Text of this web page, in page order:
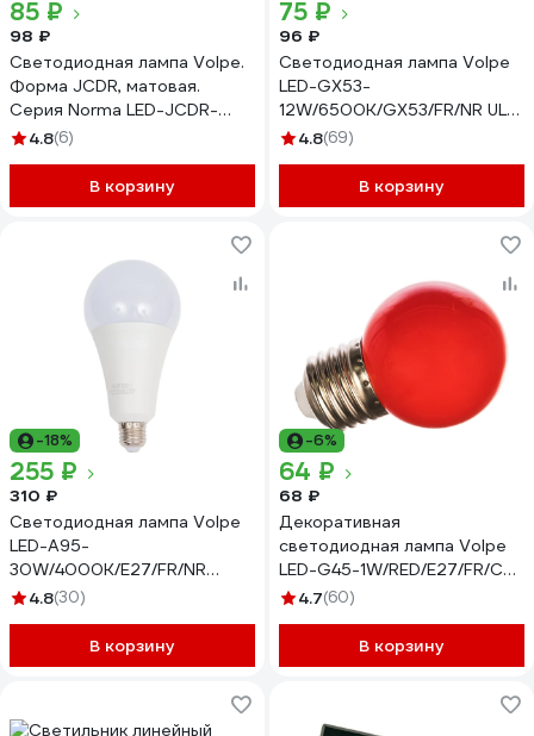
85 ₽
98 ₽
Светодиодная лампа Volpe.
Форма JCDR, матовая.
Серия Norma LED-JCDR-
7W/WW/GU10/NR UL-
4.8(6)
В корзину
75 ₽
96 ₽
Светодиодная лампа Volpe
LED-GX53-
12W/6500K/GX53/FR/NR UL-
00011431
4.8(69)
В корзину
-18%
255 ₽
310 ₽
Светодиодная лампа Volpe
LED-A95-
30W/4000K/E27/FR/NR
матовая UL-00005605
4.8(30)
В корзину
-6%
64 ₽
68 ₽
Декоративная
светодиодная лампа Volpe
LED-G45-1W/RED/E27/FR/С
UL-00005646
4.7(60)
В корзину